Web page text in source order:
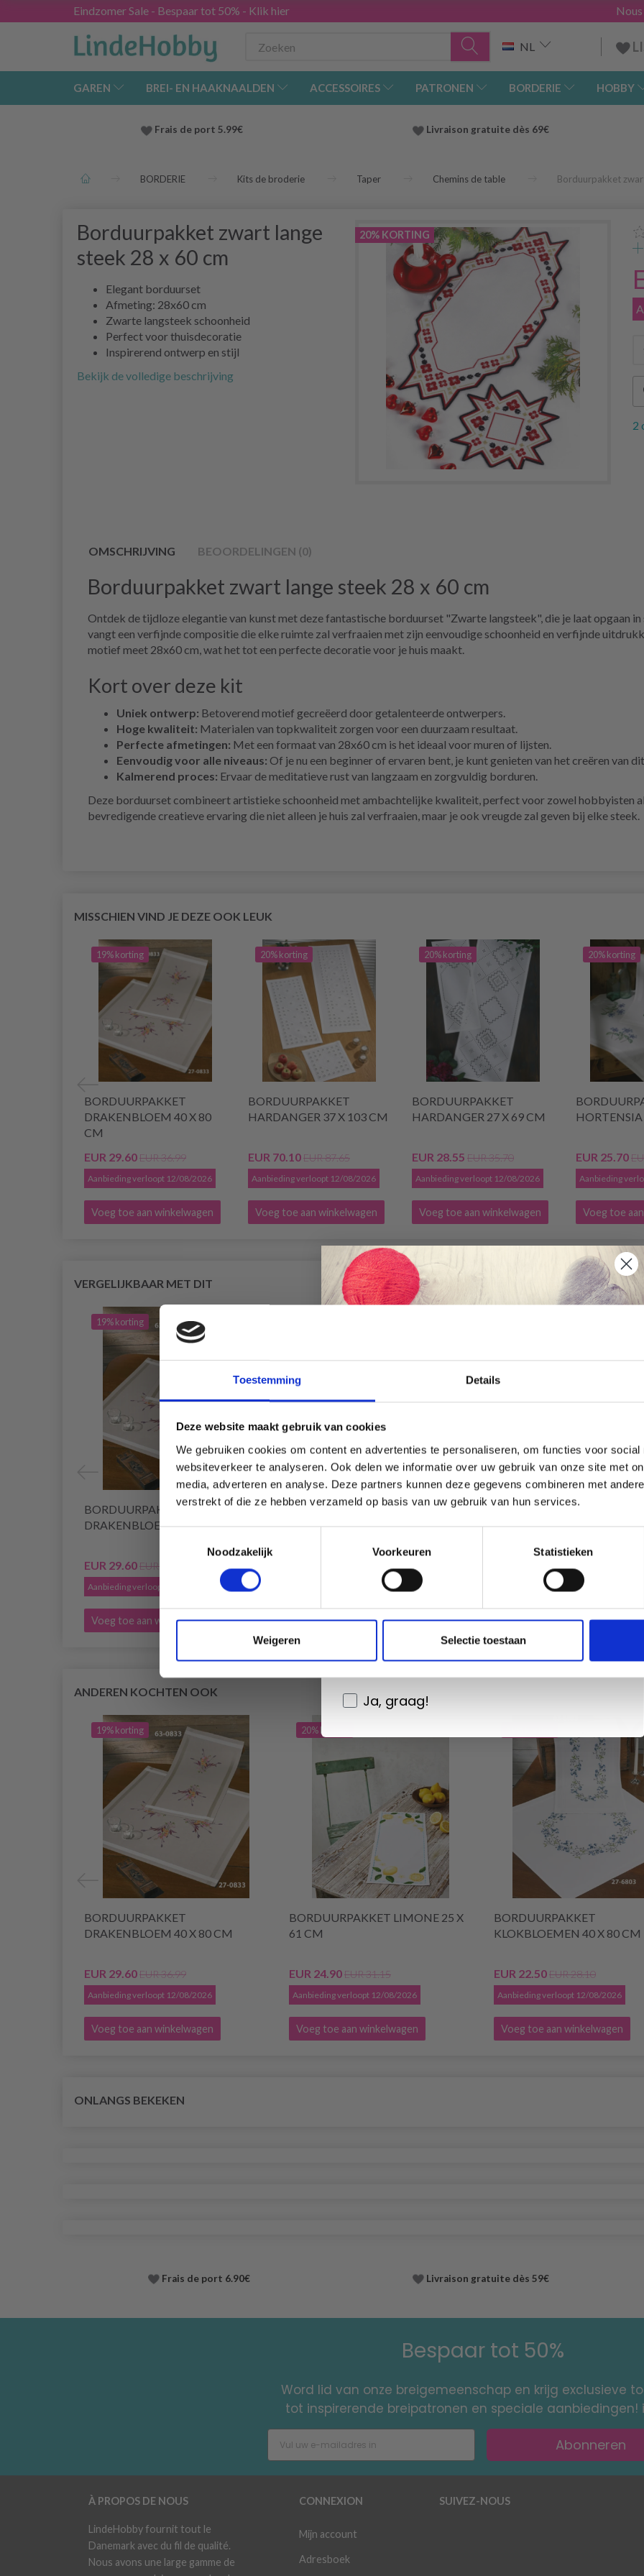
Toestemming Details
Deze website maakt gebruik van cookies
We gebruiken cookies om content en advertenties te personaliseren, om functies voor social
websiteverkeer te analyseren. Ook delen we informatie over uw gebruik van onze site met
media, adverteren en analyse. Deze partners kunnen deze gegevens combineren met
verstrekt of die ze hebben verzameld op basis van uw gebruik van hun services.
Noodzakelijk
Voorkeuren Statistieken
Weigeren Selectie toestaan
Eindzomer Sale - Bespaar tot 50% - Klik hier
NL
GAREN BREI- EN HAAKNAALDEN ACCESSOIRES PATRONEN BORDERIE HOBBY
Frais de port 5.99€ Livraison gratuite dès 69€
BORDERIE Kits de broderie Taper Chemins de table Borduurpakket
Borduurpakket zwart lange
steek 28 x 60 cm
Elegant borduurset
Afmeting: 28x60 cm
Zwarte langsteek schoonheid
Perfect voor thuisdecoratie
Inspirerend ontwerp en stijl
Bekijk de volledige beschrijving
20% KORTING
2
OMSCHRIJVING BEOORDELINGEN (0)
Borduurpakket zwart lange steek 28 x 60 cm
Ontdek de tijdloze elegantie van kunst met deze fantastische borduurset "Zwarte langsteek", die je laat opgaan
vangt een verfijnde compositie die elke ruimte zal verfraaien met zijn eenvoudige schoonheid en verfijnde
motief meet 28x60 cm, wat het tot een perfecte decoratie voor je huis maakt.
Kort over deze kit
Uniek ontwerp: Betoverend motief gecreëerd door getalenteerde ontwerpers.
Hoge kwaliteit: Materialen van topkwaliteit zorgen voor een duurzaam resultaat.
Perfecte afmetingen: Met een formaat van 28x60 cm is het ideaal voor muren of lijsten.
Eenvoudig voor alle niveaus: Of je nu een beginner of ervaren bent, je kunt genieten van het creëren van
Kalmerend proces: Ervaar de meditatieve rust van langzaam en zorgvuldig borduren.
Deze borduurset combineert artistieke schoonheid met ambachtelijke kwaliteit, perfect voor zowel hobbyisten
bevredigende creatieve ervaring die niet alleen je huis zal verfraaien, maar je ook vreugde zal geven bij elke steek.
MISSCHIEN VIND JE DEZE OOK LEUK
19% korting
BORDUURPAKKET
DRAKENBLOEM 40 X 80
CM
EUR 29.60EUR 36.99
Aanbieding verloopt 12/08/2026
Voeg toe aan winkelwagen
20% korting
BORDUURPAKKET
HARDANGER 37 X 103 CM
EUR 70.10EUR 87.65
Aanbieding verloopt 12/08/2026
Voeg toe aan winkelwagen
20% korting
BORDUURPAKKET
HARDANGER 27 X 69 CM
EUR 28.55 EUR 35.70
Aanbieding verloopt 12/08/2026
Voeg toe aan winkelwagen
20% korting
EUR 25.70
Aanbieding
Voeg toe
VERGELIJKBAAR MET DIT
19% korting
BORDUURPAKKET
DRAKENBLOEM 40 X 80 CM
EUR 29.60EUR 36.99
Aanbieding verloopt 12/08/2026
Voeg toe aan winkelwagen
BORDUURPAKKET LIMONE 25 X
61 CM
EUR 31.15
Aanbieding verloopt 12/08/2026
Voeg toe aan winkelwagen
BORDUURPAKKET
KLOKBLOEMEN 40 X 80 CM
EUR 28.10
Aanbieding verloopt 12/08/2026
Voeg toe aan winkelwagen
ANDEREN KOCHTEN OOK
19% korting
BORDUURPAKKET
DRAKENBLOEM 40 X 80 CM
EUR 29.60EUR 36.99
Aanbieding verloopt 12/08/2026
Voeg toe aan winkelwagen
20% korting
BORDUURPAKKET LIMONE 25 X
61 CM
EUR 24.90EUR 31.15
Aanbieding verloopt 12/08/2026
Voeg toe aan winkelwagen
BORDUURPAKKET
KLOKBLOEMEN 40 X 80 CM
EUR 22.50EUR 28.10
Aanbieding verloopt 12/08/2026
Voeg toe aan winkelwagen
ONLANGS BEKEKEN
Frais de port 6.90€ Livraison gratuite dès 59€
Bespaar tot 50%
Word lid van onze breigemeenschap en krijg exclusieve
tot inspirerende breipatronen en speciale aanbiedingen!
Abonneren
À PROPOS DE NOUS
LindeHobby fournit tout le
Danemark avec du fil de qualité.
Nous avons une large gamme de
CONNEXION
Mijn account
Adresboek
SUIVEZ-NOUS
Économisez jusqu'à 50 %
offres limitées en vous inscrivant à notre
newsletter gratuite !
Oui, inscrivez-moi !
Wil je liever nieuws ontvangen over onze
Ja, graag!